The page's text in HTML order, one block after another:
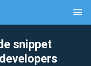
menu
snippet
clear